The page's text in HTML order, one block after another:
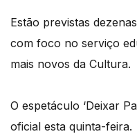
Estão previstas
com foco no serviço
mais novos da Cultura.
O espetáculo ‘Deixar
oficial esta quinta-feira.